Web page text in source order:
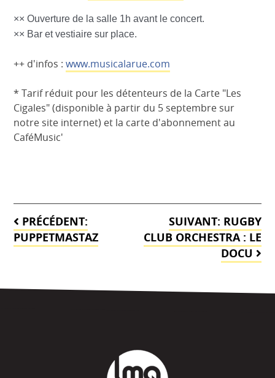
×× Ouverture de la salle 1h avant le concert.
×× Bar et vestiaire sur place.
++ d'infos :www.musicalarue.com
* Tarif réduit pour les détenteurs de la Carte "Les
Cigales" (disponible à partir du 5 septembre sur
notre site internet) et la carte d'abonnement au
CaféMusic'
Navigation
de
PRÉCÉDENT:
PUPPETMASTAZ
SUIVANT: RUGBY
CLUB ORCHESTRA : LE
DOCU